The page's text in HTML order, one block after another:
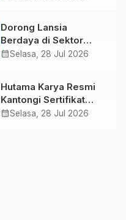
Kolaborasi
Dorong Lansia
Berdaya di Sektor
Hijau, Pertamina EP
Eco-Print
calendar_monthSelasa, 28 Jul 2026
Hutama Karya Resmi
Kantongi Sertifikat
Persetujuan Laik
calendar_monthSelasa, 28 Jul 2026